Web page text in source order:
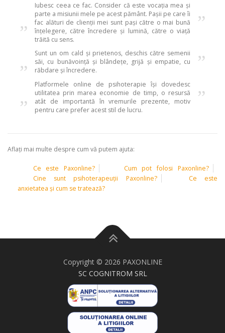
„
Iubesc ceea ce fac. Consider că este vocația mea și
parte a misiunii mele pe acest pământ. Pașii pe care îi
fac alături de clienții mei sunt pași către o mai bună
înțelegere, către încredere și lumină, către o viață
trăită cu sens.
”
„
Sunt un om cald și prietenos, deschis către semenii
săi, cu bunăvoință și blândețe, grijă și empatie, cu
răbdare și încredere.
”
„
Platformele online de psihoterapie își dovedesc
utilitatea prin marea economie de timp, o resursă
atât de importantă în vremurile prezente, motiv
pentru care prefer acest stil de lucru.
”
Aflați mai multe despre cum vă putem ajuta:
Ce este Paxonline?
Cum pot folosi Paxonline?
Cine sunt psihoterapeuții Paxonline?
Ce este
anxietatea și cum se tratează?
Copyright © 2026 PAXONLINE
SC COGNITROM SRL